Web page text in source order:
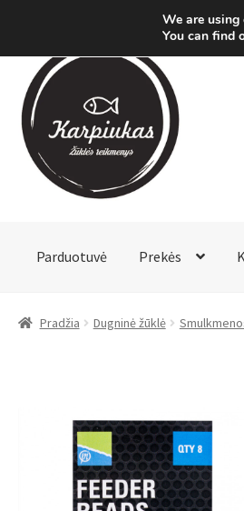
prie
meniu
prie
turinio
Parduotuvė Prekės
Pradžia Dugninė žūklė
We are using
You can find